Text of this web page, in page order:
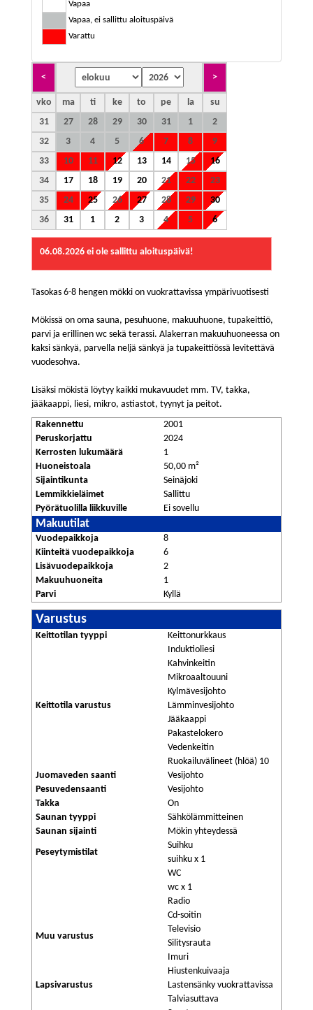
Vapaa
Vapaa, ei sallittu aloituspäivä
Varattu
vko ma ti ke to pe la
su
31
27 28 29 30 31 1
2
32
3 4 5 6 7 8
9
33
10 11 12 13 14 15
16
34
17 18 19 20 21 22
23
35
24 25 26 27 28 29
30
36
31 1 2 3 4 5 6
06.08.2026 ei ole sallittu aloituspäivä!
Tasokas 6-8 hengen mökki on vuokrattavissa ympärivuotisesti
Mökissä on oma sauna, pesuhuone, makuuhuone, tupakeittiö,
parvi ja erillinen wc sekä terassi. Alakerran makuuhuoneessa on
kaksi sänkyä, parvella neljä sänkyä ja tupakeittiössä levitettävä
vuodesohva.
Lisäksi mökistä löytyy kaikki mukavuudet mm. TV, takka,
jääkaappi, liesi, mikro, astiastot, tyynyt ja peitot.
Rakennettu
2001
Peruskorjattu
2024
Kerrosten lukumäärä
1
Huoneistoala
50,00 m²
Sijaintikunta
Seinäjoki
Lemmikkieläimet
Sallittu
Pyörätuolilla liikkuville
Ei sovellu
Makuutilat
Vuodepaikkoja
8
Kiinteitä vuodepaikkoja
6
Lisävuodepaikkoja
2
Makuuhuoneita
1
Parvi
Kyllä
Varustus
Keittotilan tyyppi Keittonurkkaus
Keittotila varustus
Induktioliesi
Kahvinkeitin
Mikroaaltouuni
Kylmävesijohto
Lämminvesijohto
Jääkaappi
Pakastelokero
Vedenkeitin
Ruokailuvälineet (hlöä) 10
Juomaveden saanti
Vesijohto
Pesuvedensaanti
Vesijohto
Takka
On
Saunan tyyppi
Sähkölämmitteinen
Saunan sijainti
Mökin yhteydessä
Peseytymistilat
Suihku
suihku x 1
WC
wc x 1
Muu varustus
Radio
Cd-soitin
Televisio
Silitysrauta
Imuri
Hiustenkuivaaja
Lapsivarustus
Lastensänky vuokrattavissa
Talviasuttava